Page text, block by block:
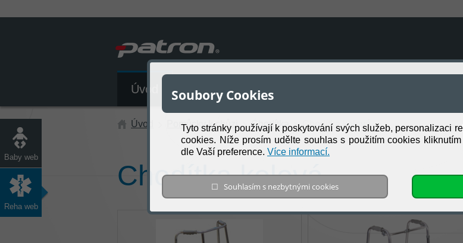
Úvod Katalog produktů
Soubory Cookies
Tyto stránky používají k poskytování svých služeb, personalizaci
cookies. Níže prosím udělte souhlas s použitím cookies
dle Vaší preference. Více informací.
☐ Souhlasím s nezbytnými cookies
Baby web
Reha web
Úvod Pomůcky k chůzi Chodítka Chodítka kolová
Chodítka kolová